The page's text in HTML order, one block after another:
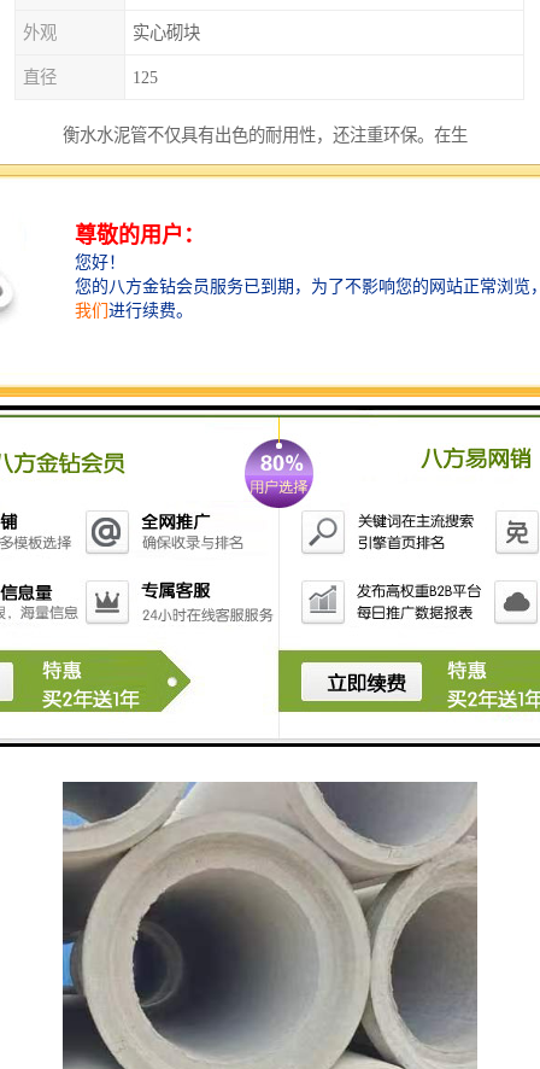
外观 实心砌块
直径 125
衡水水泥管不仅具有出色的耐用性，还注重环保。在生
产过程中，厂家严格控制原材料的选择和废弃物的处
衡水水泥管：价格实惠，
性价比。无论是大型工程项目还是个人家庭使用，都能
找到的产品。